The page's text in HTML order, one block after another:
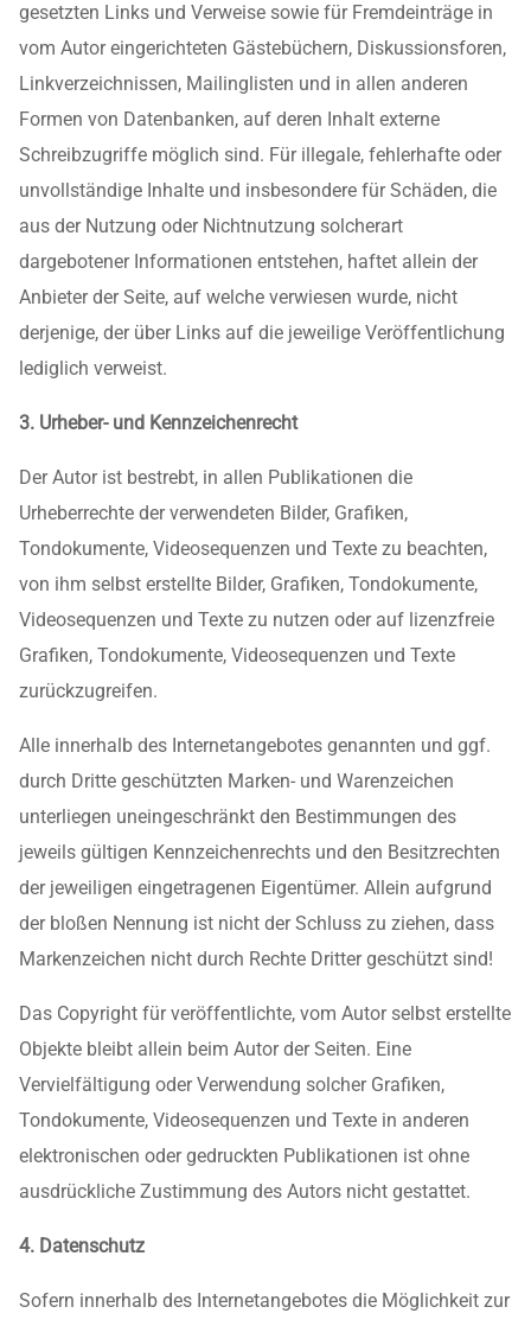
gesetzten Links und Verweise sowie für Fremdeinträge in
vom Autor eingerichteten Gästebüchern, Diskussionsforen,
Linkverzeichnissen, Mailinglisten und in allen anderen
Formen von Datenbanken, auf deren Inhalt externe
Schreibzugriffe möglich sind. Für illegale, fehlerhafte oder
unvollständige Inhalte und insbesondere für Schäden, die
aus der Nutzung oder Nichtnutzung solcherart
dargebotener Informationen entstehen, haftet allein der
Anbieter der Seite, auf welche verwiesen wurde, nicht
derjenige, der über Links auf die jeweilige Veröffentlichung
lediglich verweist.
3. Urheber- und Kennzeichenrecht
Der Autor ist bestrebt, in allen Publikationen die
Urheberrechte der verwendeten Bilder, Grafiken,
Tondokumente, Videosequenzen und Texte zu beachten,
von ihm selbst erstellte Bilder, Grafiken, Tondokumente,
Videosequenzen und Texte zu nutzen oder auf lizenzfreie
Grafiken, Tondokumente, Videosequenzen und Texte
zurückzugreifen.
Alle innerhalb des Internetangebotes genannten und ggf.
durch Dritte geschützten Marken- und Warenzeichen
unterliegen uneingeschränkt den Bestimmungen des
jeweils gültigen Kennzeichenrechts und den Besitzrechten
der jeweiligen eingetragenen Eigentümer. Allein aufgrund
der bloßen Nennung ist nicht der Schluss zu ziehen, dass
Markenzeichen nicht durch Rechte Dritter geschützt sind!
Das Copyright für veröffentlichte, vom Autor selbst erstellte
Objekte bleibt allein beim Autor der Seiten. Eine
Vervielfältigung oder Verwendung solcher Grafiken,
Tondokumente, Videosequenzen und Texte in anderen
elektronischen oder gedruckten Publikationen ist ohne
ausdrückliche Zustimmung des Autors nicht gestattet.
4. Datenschutz
Sofern innerhalb des Internetangebotes die Möglichkeit zur